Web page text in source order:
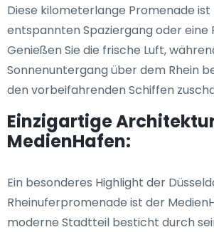
Diese kilometerlange Promenade
entspannten Spaziergang oder eine
Genießen Sie die frische Luft,
Sonnenuntergang über dem Rhein
den vorbeifahrenden Schiffen
Einzigartige
MedienHafen:
Ein besonderes Highlight der
Rheinuferpromenade ist der
moderne Stadtteil besticht durch